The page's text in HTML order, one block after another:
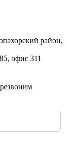
район,
офис 311